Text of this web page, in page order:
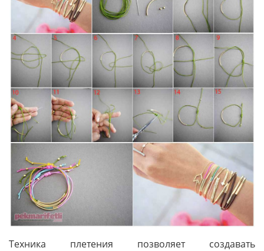
Техника плетения позволяет создавать